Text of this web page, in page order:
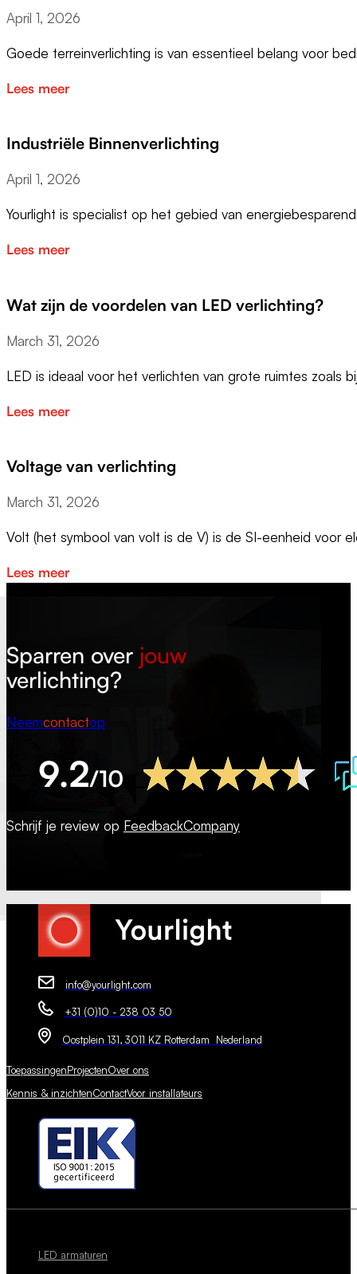
April 1, 2026
Goede terreinverlichting is van essentieel belang voor
Lees meer
Industriële Binnenverlichting
April 1, 2026
Yourlight is specialist op het gebied van
Lees meer
Wat zijn de voordelen van LED verlichting?
March 31, 2026
LED is ideaal voor het verlichten van grote ruimtes zoals
Lees meer
Voltage van verlichting
March 31, 2026
Volt (het symbool van volt is de V) is de SI-eenheid voor
Lees meer
Sparren over jouw
verlichting?
Neemcontactop
Schrijf je review op FeedbackCompany
info@yourlight.com
+31 (0)10 - 238 03 50
Oostplein 131, 3011 KZ Rotterdam Nederland
ToepassingenProjectenOver ons
Kennis & inzichtenContactVoor installateurs
LED armaturen